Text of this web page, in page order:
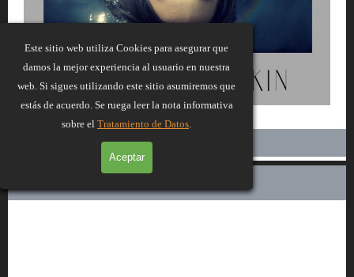
Este sitio web utiliza Cookies para asegurar que
damos la mejor experiencia al usuario en nuestra
web. Si sigues utilizando este sitio asumiremos que
estás de acuerdo. Se ruega leer la nota informativa
sobre el Tratamiento de Datos
Aceptar
Natalia Marrokin